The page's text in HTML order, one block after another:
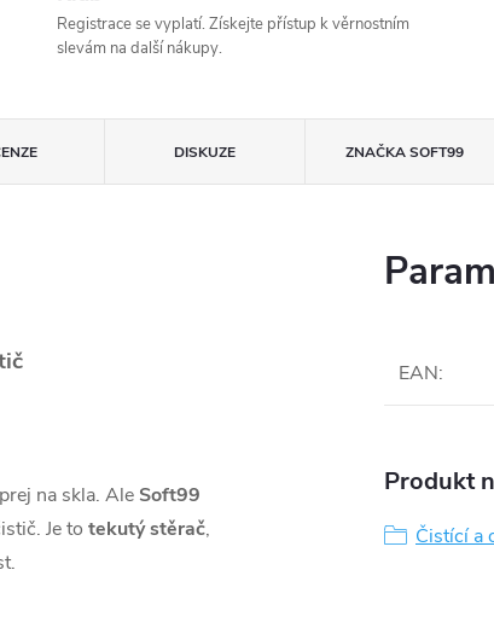
Registrace se vyplatí. Získejte přístup k věrnostním
slevám na další nákupy.
DISKUZE ZNAČKASOFT99
na skla. Ale Soft99
Je to tekutý stěrač,
EAN:
Produkt
Čistící a